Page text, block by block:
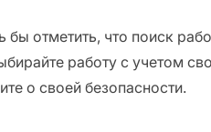
бы отметить, что поиск
работу с учетом
о своей безопасности.